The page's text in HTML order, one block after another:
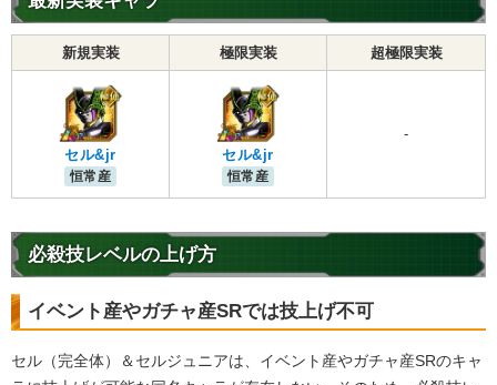
新規実装 極限実装 超極限実装
セル&jr
恒常産
セル&jr
恒常産
-
必殺技レベルの上げ方
イベント産やガチャ産SRでは技上げ不可
セル（完全体）＆セルジュニアは、イベント産やガチャ産SRのキャ